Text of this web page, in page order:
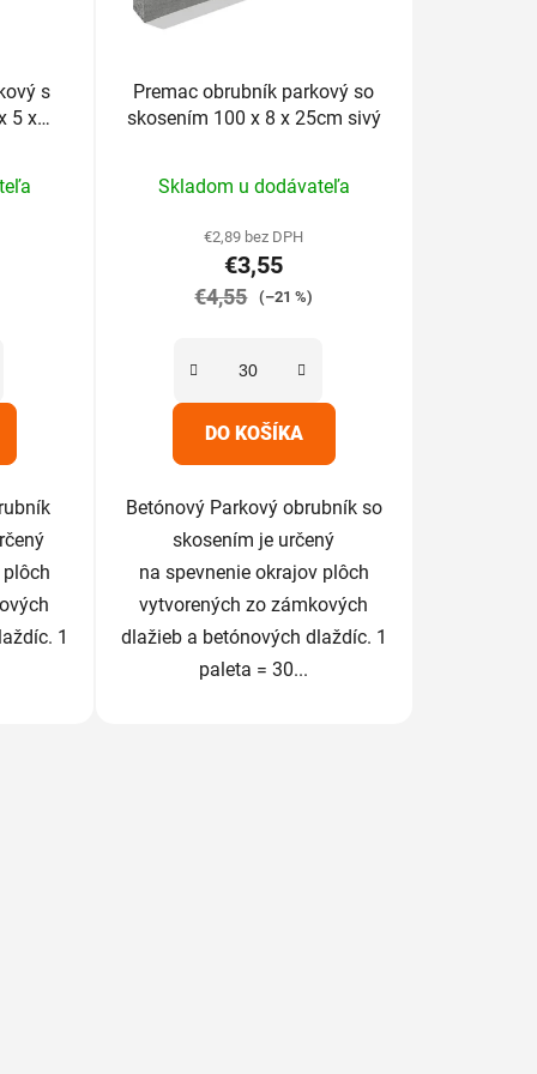
s
5 x
1
Premac obrubník parkový so
skosením 100 x 8 x 25cm sivý
hodnotenie
produktu
je
5,0
5
Skladom u dodávateľa
€2,89 bez DPH
€3,55
€4,55 (–21 %)
DO KOŠÍKA
Betónový Parkový obrubník so
skosením je určený
na spevnenie okrajov plôch
vytvorených zo zámkových
dlažieb a betónových dlaždíc. 1
paleta = 30...